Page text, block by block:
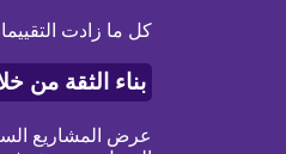
كل ما زادت
بناء الثقة من
عرض المشاريع